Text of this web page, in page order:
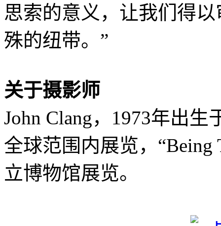
思索的意义，让我们得
殊的纽带。”
关于摄影师
John Clang，1973年出
全球范围内展览，“Being
立博物馆展览。